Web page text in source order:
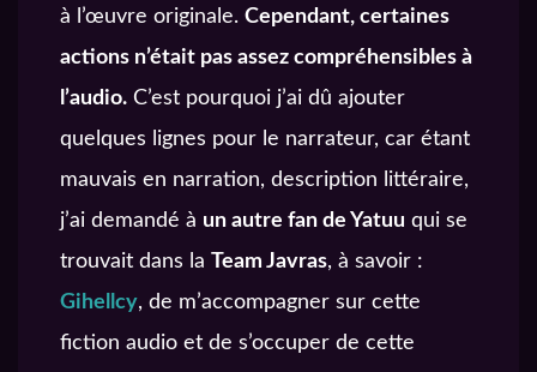
à l’œuvre originale. Cependant, certaines
actions n’était pas assez compréhensibles à
l’audio. C’est pourquoi j’ai dû ajouter
quelques lignes pour le narrateur, car étant
mauvais en narration, description littéraire,
j’ai demandé à un autre fan de Yatuu qui se
trouvait dans la Team Javras, à savoir :
Gihellcy, de m’accompagner sur cette
fiction audio et de s’occuper de cette